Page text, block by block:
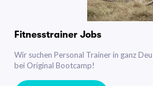
Fitnesstrainer Jobs
Wir suchen Personal Trainer in ganz
bei Original Bootcamp!